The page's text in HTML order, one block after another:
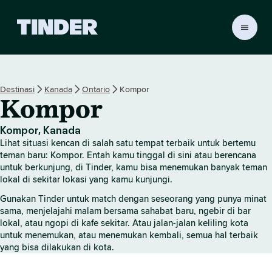
d
a
n
d
e
r
Destinasi Kanada Ontario Kompor
Kompor
Kompor, Kanada
Lihat situasi kencan di salah satu tempat terbaik untuk bertemu
teman baru: Kompor. Entah kamu tinggal di sini atau berencana
untuk berkunjung, di Tinder, kamu bisa menemukan banyak teman
lokal di sekitar lokasi yang kamu kunjungi.
Gunakan Tinder untuk match dengan seseorang yang punya minat
sama, menjelajahi malam bersama sahabat baru, ngebir di bar
lokal, atau ngopi di kafe sekitar. Atau jalan-jalan keliling kota
untuk menemukan, atau menemukan kembali, semua hal terbaik
yang bisa dilakukan di kota.